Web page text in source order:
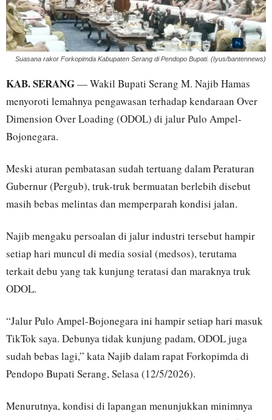
Suasana rakor Forkopimda Kabupaten Serang di Pendopo Bupati. (Iyus/bantennews)
KAB. SERANG— Wakil Bupati Serang M. Najib Hamas
menyoroti lemahnya pengawasan terhadap kendaraan Over
Dimension Over Loading (ODOL) di jalur Pulo Ampel-
Bojonegara.
Meski aturan pembatasan sudah tertuang dalam Peraturan
Gubernur (Pergub), truk-truk bermuatan berlebih disebut
masih bebas melintas dan memperparah kondisi jalan.
Najib mengaku persoalan di jalur industri tersebut hampir
setiap hari muncul di media sosial (medsos), terutama
terkait debu yang tak kunjung teratasi dan maraknya truk
ODOL.
“Jalur Pulo Ampel-Bojonegara ini hampir setiap hari masuk
TikTok saya. Debunya tidak kunjung padam, ODOL juga
sudah bebas lagi,” kata Najib dalam rapat Forkopimda di
Pendopo Bupati Serang, Selasa (12/5/2026).
Menurutnya, kondisi di lapangan menunjukkan minimnya